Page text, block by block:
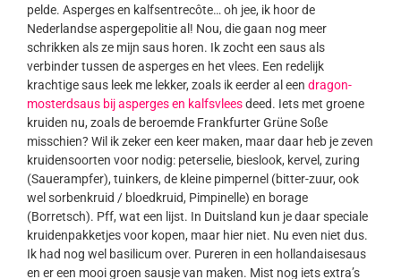
pelde. Asperges en kalfsentrecôte… oh jee, ik hoor de
Nederlandse aspergepolitie al! Nou, die gaan nog meer
schrikken als ze mijn saus horen. Ik zocht een saus als
verbinder tussen de asperges en het vlees. Een redelijk
krachtige saus leek me lekker, zoals ik eerder al een dragon-
mosterdsaus bij asperges en kalfsvleesdeed. Iets met groene
kruiden nu, zoals de beroemde Frankfurter Grüne Soße
misschien? Wil ik zeker een keer maken, maar daar heb je zeven
kruidensoorten voor nodig: peterselie, bieslook, kervel, zuring
(Sauerampfer), tuinkers, de kleine pimpernel (bitter-zuur, ook
wel sorbenkruid / bloedkruid, Pimpinelle) en borage
(Borretsch). Pff, wat een lijst. In Duitsland kun je daar speciale
kruidenpakketjes voor kopen, maar hier niet. Nu even niet dus.
Ik had nog wel basilicum over. Pureren in een hollandaisesaus
en er een mooi groen sausje van maken. Mist nog iets extra’s